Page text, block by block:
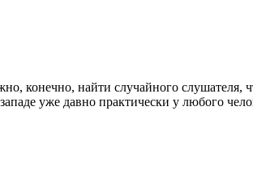
найти случайного слушателя,
уже давно практически у любого